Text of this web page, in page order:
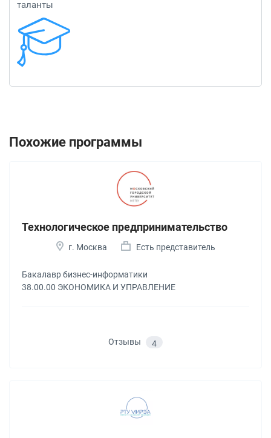
таланты
Похожие программы
Технологическое предпринимательство
г. Москва Есть представитель
Бакалавр бизнес-информатики
38.00.00 ЭКОНОМИКА И УПРАВЛЕНИЕ
Отзывы 4